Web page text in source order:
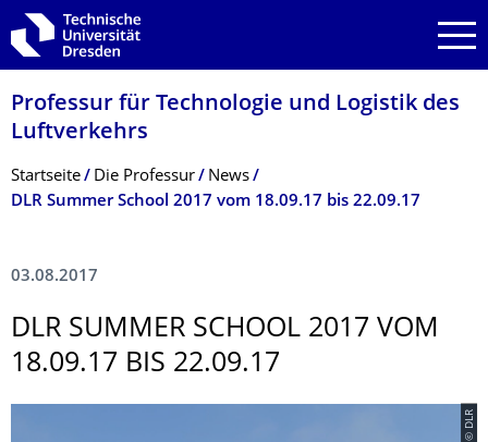
Zur Hauptnavigation springen
Zur Suche springen
Zum Inhalt springen
Professur für Technologie und Logistik des
Luftverkehrs
Breadcrumb-Menü
Startseite Die Professur
News
DLR Summer School 2017 vom 18.09.17 bis 22.09.17
03.08.2017
DLR SUMMER SCHOOL 2017 VOM
18.09.17 BIS 22.09.17
© DLR